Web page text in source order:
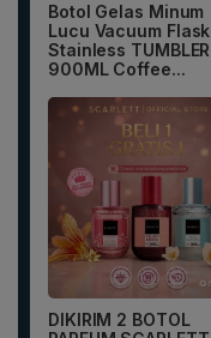
Botol Gelas Minum
Lucu Vacuum Flask
Stainless TUMBLER
900ML Coffee...
DIKIRIM 2 BOTOL